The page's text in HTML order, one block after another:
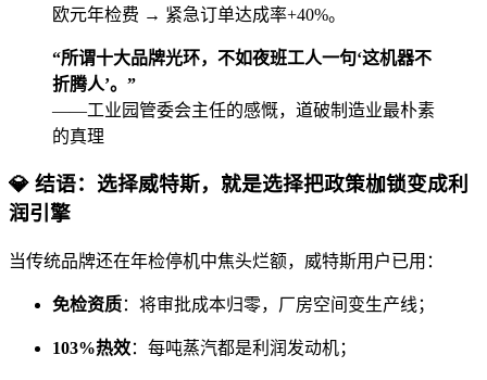
欧元年检费 → 紧急订单达成率+40%。
“所谓十大品牌光环，不如夜班工人一句‘这机器不
折腾人’。”
——工业园管委会主任的感慨，道破制造业最朴素
的真理
💎 结语：选择威特斯，就是选择把政策枷锁变成利
润引擎
当传统品牌还在年检停机中焦头烂额，威特斯用户已用：
免检资质：将审批成本归零，厂房空间变生产线；
103%热效：每吨蒸汽都是利润发动机；